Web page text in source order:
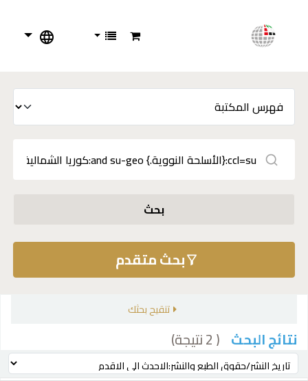
بحث
بحث متقدم
تنقيح بحثك
نتائج البحث ( 2 نتيجة)
ترتيب بواسطة: